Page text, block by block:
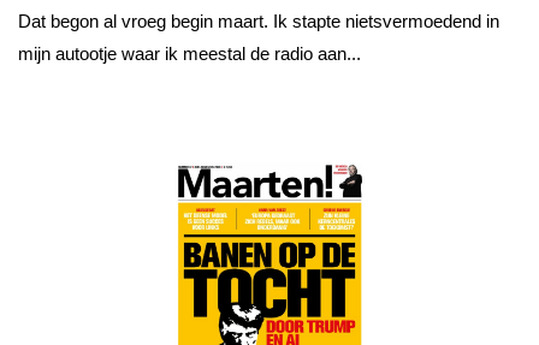
Dat begon al vroeg begin maart. Ik stapte nietsvermoedend in
mijn autootje waar ik meestal de radio aan...